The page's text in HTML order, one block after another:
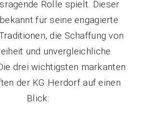
Rolle spielt. Dieser
für seine engagierte
die Schaffung von
und unvergleichliche
drei wichtigsten markanten
der KG Herdorf auf einen
Blick: